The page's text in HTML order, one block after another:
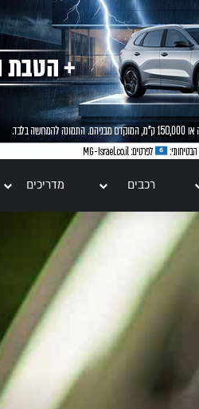
רכבים מדריכים